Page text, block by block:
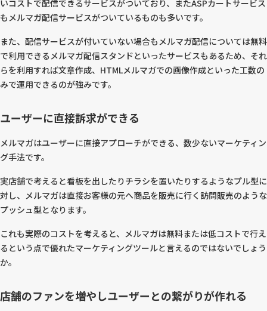
いコストで配信できるサービスがついており、またASPカートサービス
もメルマガ配信サービスがついているものも多いです。
また、配信サービスが付いていない場合もメルマガ配信については無料
で利用できるメルマガ配信スタンドといったサービスもあるため、それ
らを利用すれば文章作成、HTMLメルマガでの画像作成といった工数の
みで運用できるのが強みです。
ユーザーに直接訴求ができる
メルマガはユーザーに直接アプローチができる、数少ないマーケティン
グ手法です。
実店舗で考えると看板を出したりチラシを置いたりするようなプル型に
対し、メルマガは直接お客様の元へ商品を販売に行く訪問販売のような
プッシュ型となります。
これも実際のコストを考えると、メルマガは無料または低コストで行え
るという点で優れたマーケティングツールと言えるのではないでしょう
か。
店舗のファンを増やしユーザーとの繋がりが作れる